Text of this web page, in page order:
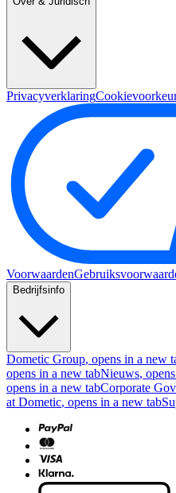
Privacyverklaring
Voorwaarden
Bedrijfsinfo
Dometic Group, opens in a new
opens in a new tabNieuws,
opens in a new tabCorporate
at Dometic, opens in a new tab